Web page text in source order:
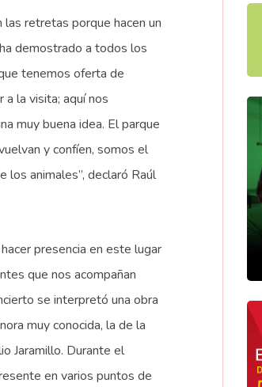
retretas porque hacen un
demostrado a todos los
tenemos oferta de
la visita; aquí nos
muy buena idea. El parque
y confíen, somos el
los animales”, declaró Raúl
presencia en este lugar
que nos acompañan
se interpretó una obra
muy conocida, la de la
Jaramillo. Durante el
en varios puntos de